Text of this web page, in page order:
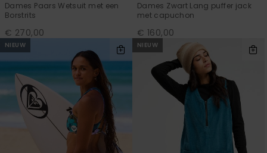
Fitness
Snow
Dames Paars Wetsuit met een
Borstrits
€ 270,00
Dames Zwart Lang puffer jack
met capuchon
€ 160,00
NIEUW NIEUW